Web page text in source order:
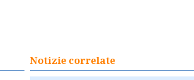
Notizie correlate